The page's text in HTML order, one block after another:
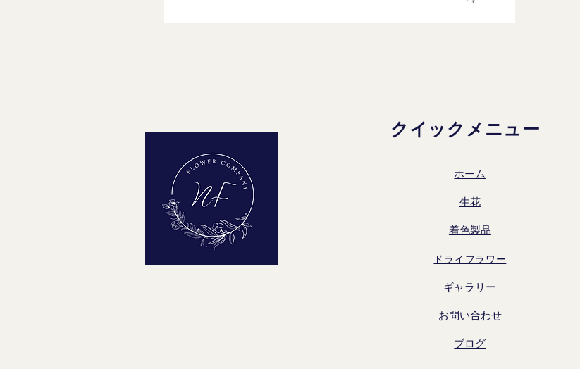
クイックメニュー
ホーム
生花
着色製品
ドライフラワー
ギャラリー
お問い合わせ
ブログ